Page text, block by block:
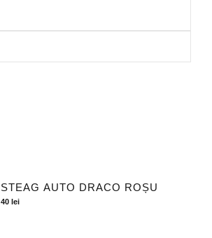
STEAG AUTO DRACO ROȘU
40lei